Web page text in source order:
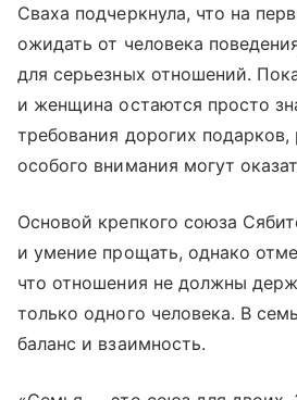
Сваха подчеркнула, что на
ожидать от человека
для серьезных отношений.
и женщина остаются просто
требования дорогих подарков,
особого внимания могут
Основой крепкого союза
и умение прощать, однако
что отношения не должны
только одного человека. В
баланс и взаимность.